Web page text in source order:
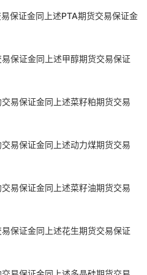
保证金同上述PTA期货交易保证金
保证金同上述甲醇期货交易保证
易保证金同上述菜籽粕期货交易
易保证金同上述动力煤期货交易
易保证金同上述菜籽油期货交易
保证金同上述花生期货交易保证